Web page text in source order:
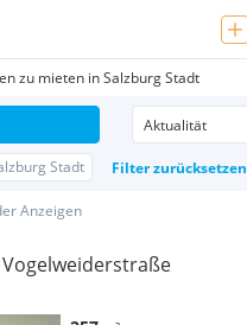
zu mieten in Salzburg Stadt
Stadt Filter zurücksetzen
Anzeigen